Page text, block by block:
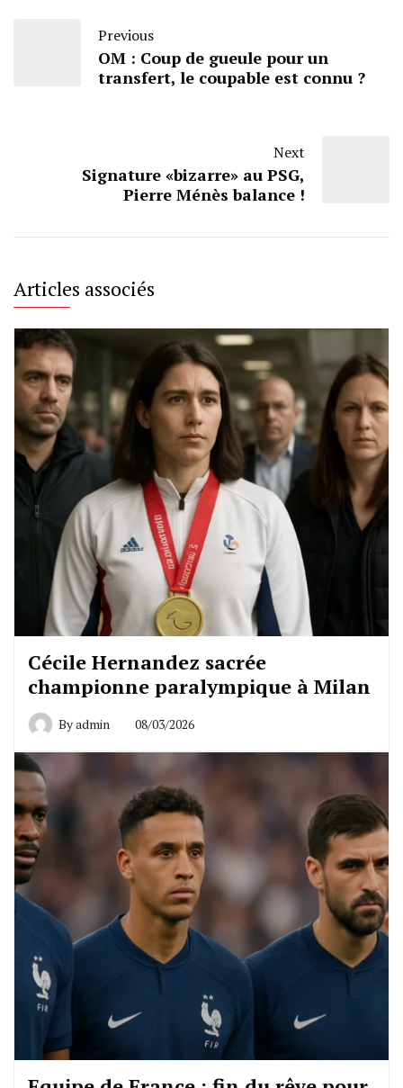
Previous
OM : Coup de gueule pour un
transfert, le coupable est connu ?
Next
Signature «bizarre» au PSG,
Pierre Ménès balance !
Articles associés
Cécile Hernandez sacrée
championne paralympique à Milan
Byadmin 08/03/2026